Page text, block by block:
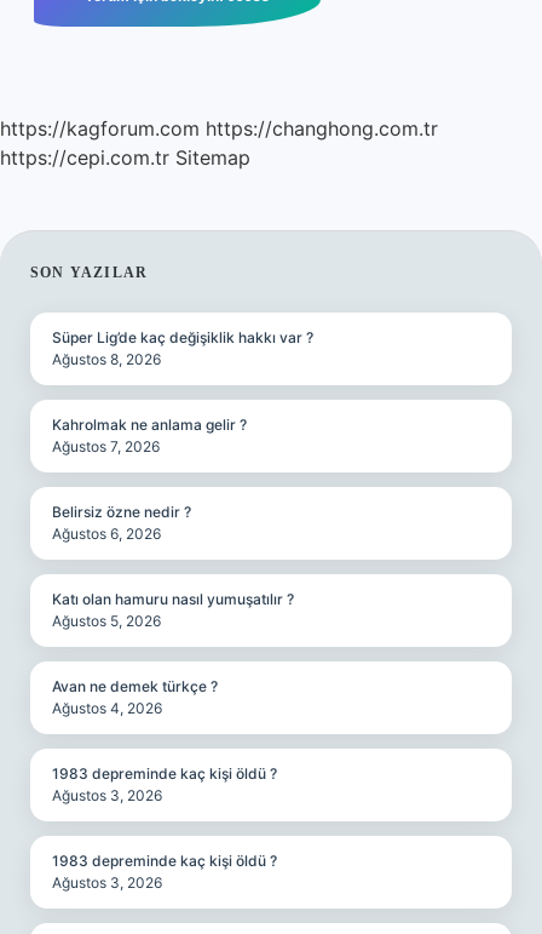
https://kagforum.com https://changhong.com.tr
https://cepi.com.tr Sitemap
SIDEBAR
SON YAZILAR
Süper Lig’de kaç değişiklik hakkı var ?
Ağustos 8, 2026
Kahrolmak ne anlama gelir ?
Ağustos 7, 2026
Belirsiz özne nedir ?
Ağustos 6, 2026
Katı olan hamuru nasıl yumuşatılır ?
Ağustos 5, 2026
Avan ne demek türkçe ?
Ağustos 4, 2026
1983 depreminde kaç kişi öldü ?
Ağustos 3, 2026
1983 depreminde kaç kişi öldü ?
Ağustos 3, 2026